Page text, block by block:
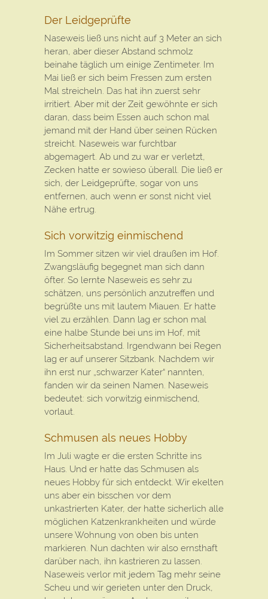
Der Leidgeprüfte
Naseweis ließ uns nicht auf 3 Meter an sich
heran, aber dieser Abstand schmolz
beinahe täglich um einige Zentimeter. Im
Mai ließ er sich beim Fressen zum ersten
Mal streicheln. Das hat ihn zuerst sehr
irritiert. Aber mit der Zeit gewöhnte er sich
daran, dass beim Essen auch schon mal
jemand mit der Hand über seinen Rücken
streicht. Naseweis war furchtbar
abgemagert. Ab und zu war er verletzt,
Zecken hatte er sowieso überall. Die ließ er
sich, der Leidgeprüfte, sogar von uns
entfernen, auch wenn er sonst nicht viel
Nähe ertrug.
Sich vorwitzig einmischend
Im Sommer sitzen wir viel draußen im Hof.
Zwangsläufig begegnet man sich dann
öfter. So lernte Naseweis es sehr zu
schätzen, uns persönlich anzutreffen und
begrüßte uns mit lautem Miauen. Er hatte
viel zu erzählen. Dann lag er schon mal
eine halbe Stunde bei uns im Hof, mit
Sicherheitsabstand. Irgendwann bei Regen
lag er auf unserer Sitzbank. Nachdem wir
ihn erst nur „schwarzer Kater“ nannten,
fanden wir da seinen Namen. Naseweis
bedeutet: sich vorwitzig einmischend,
vorlaut.
Schmusen als neues Hobby
Im Juli wagte er die ersten Schritte ins
Haus. Und er hatte das Schmusen als
neues Hobby für sich entdeckt. Wir ekelten
uns aber ein bisschen vor dem
unkastrierten Kater, der hatte sicherlich alle
möglichen Katzenkrankheiten und würde
unsere Wohnung von oben bis unten
markieren. Nun dachten wir also ernsthaft
darüber nach, ihn kastrieren zu lassen.
Naseweis verlor mit jedem Tag mehr seine
Scheu und wir gerieten unter den Druck,